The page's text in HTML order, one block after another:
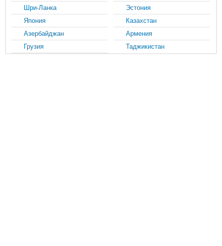
Шри-Ланка
Эстония
Япония
Казахстан
Азербайджан
Армения
Грузия
Таджикистан